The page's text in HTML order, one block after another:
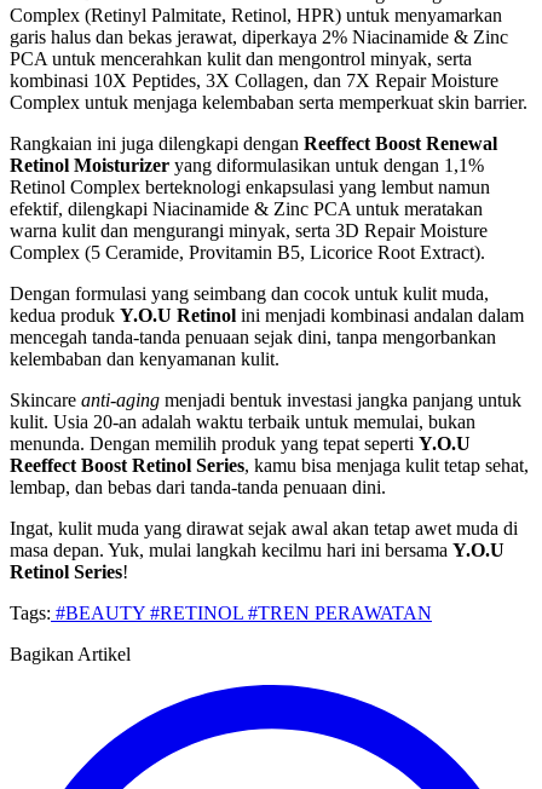
Complex (Retinyl Palmitate, Retinol, HPR) untuk menyamarkan
garis halus dan bekas jerawat, diperkaya 2% Niacinamide & Zinc
PCA untuk mencerahkan kulit dan mengontrol minyak, serta
kombinasi 10X Peptides, 3X Collagen, dan 7X Repair Moisture
Complex untuk menjaga kelembaban serta memperkuat skin barrier.
Rangkaian ini juga dilengkapi dengan Reeffect Boost Renewal
Retinol Moisturizer yang diformulasikan untuk dengan 1,1%
Retinol Complex berteknologi enkapsulasi yang lembut namun
efektif, dilengkapi Niacinamide & Zinc PCA untuk meratakan
warna kulit dan mengurangi minyak, serta 3D Repair Moisture
Complex (5 Ceramide, Provitamin B5, Licorice Root Extract).
Dengan formulasi yang seimbang dan cocok untuk kulit muda,
kedua produk Y.O.U Retinol ini menjadi kombinasi andalan dalam
mencegah tanda-tanda penuaan sejak dini, tanpa mengorbankan
kelembaban dan kenyamanan kulit.
Skincare anti-aging menjadi bentuk investasi jangka panjang untuk
kulit. Usia 20-an adalah waktu terbaik untuk memulai, bukan
menunda. Dengan memilih produk yang tepat seperti Y.O.U
Reeffect Boost Retinol Series, kamu bisa menjaga kulit tetap sehat,
lembap, dan bebas dari tanda-tanda penuaan dini.
Ingat, kulit muda yang dirawat sejak awal akan tetap awet muda di
masa depan. Yuk, mulai langkah kecilmu hari ini bersama Y.O.U
Retinol Series!
Tags: #BEAUTY #RETINOL #TREN PERAWATAN
Bagikan Artikel